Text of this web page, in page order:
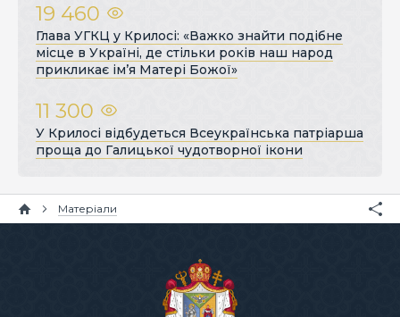
19 460
Глава УГКЦ у Крилосі: «Важко знайти подібне
місце в Україні, де стільки років наш народ
прикликає ім’я Матері Божої»
11 300
У Крилосі відбудеться Всеукраїнська патріарша
проща до Галицької чудотворної ікони
Матеріали